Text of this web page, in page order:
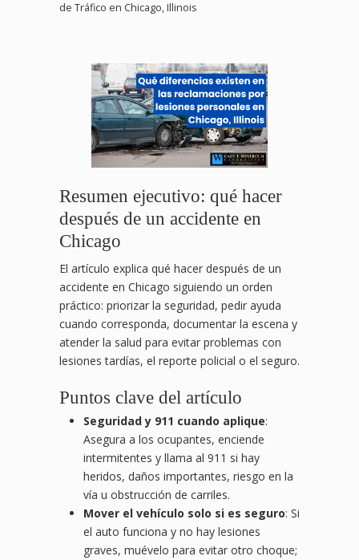
de Tráfico en Chicago, Illinois
Resumen ejecutivo: qué hacer
después de un accidente en
Chicago
El artículo explica qué hacer después de un
accidente en Chicago siguiendo un orden
práctico: priorizar la seguridad, pedir ayuda
cuando corresponda, documentar la escena y
atender la salud para evitar problemas con
lesiones tardías, el reporte policial o el seguro.
Puntos clave del artículo
Seguridad y 911 cuando aplique:
Asegura a los ocupantes, enciende
intermitentes y llama al 911 si hay
heridos, daños importantes, riesgo en la
vía u obstrucción de carriles.
Mover el vehículo solo si es seguro: Si
el auto funciona y no hay lesiones
graves, muévelo para evitar otro choque;